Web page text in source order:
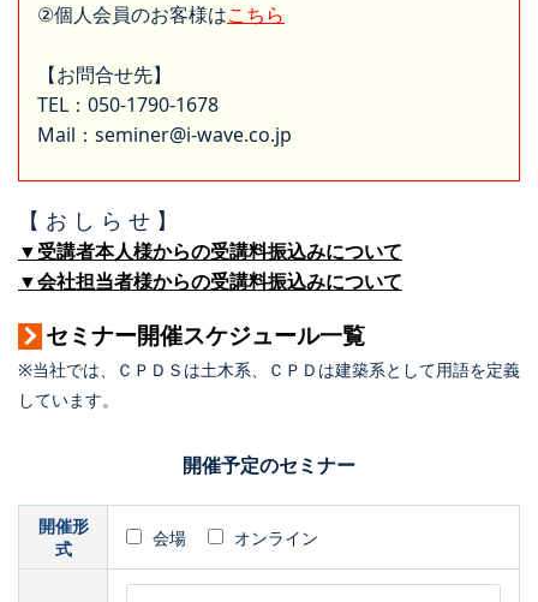
②個人会員のお客様はこちら
【お問合せ先】
TEL：050-1790-1678
Mail：seminer@i-wave.co.jp
【 お し ら せ 】
▼受講者本人様からの受講料振込みについて
▼会社担当者様からの受講料振込みについて
セミナー開催スケジュール一覧
※当社では、ＣＰＤＳは土木系、ＣＰＤは建築系として用語を定義
しています。
開催予定のセミナー
開催形
式
会場 オンライン